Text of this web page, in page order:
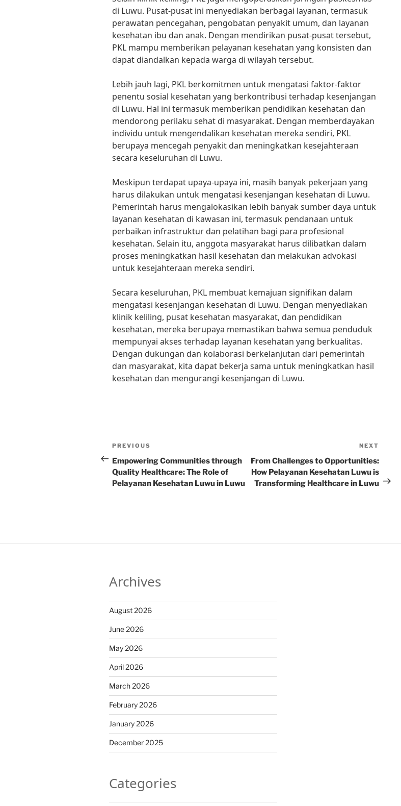
di Luwu. Pusat-pusat ini menyediakan berbagai layanan, termasuk
perawatan pencegahan, pengobatan penyakit umum, dan layanan
kesehatan ibu dan anak. Dengan mendirikan pusat-pusat tersebut,
PKL mampu memberikan pelayanan kesehatan yang konsisten dan
dapat diandalkan kepada warga di wilayah tersebut.
Lebih jauh lagi, PKL berkomitmen untuk mengatasi faktor-faktor
penentu sosial kesehatan yang berkontribusi terhadap kesenjangan
di Luwu. Hal ini termasuk memberikan pendidikan kesehatan dan
mendorong perilaku sehat di masyarakat. Dengan memberdayakan
individu untuk mengendalikan kesehatan mereka sendiri, PKL
berupaya mencegah penyakit dan meningkatkan kesejahteraan
secara keseluruhan di Luwu.
Meskipun terdapat upaya-upaya ini, masih banyak pekerjaan yang
harus dilakukan untuk mengatasi kesenjangan kesehatan di Luwu.
Pemerintah harus mengalokasikan lebih banyak sumber daya untuk
layanan kesehatan di kawasan ini, termasuk pendanaan untuk
perbaikan infrastruktur dan pelatihan bagi para profesional
kesehatan. Selain itu, anggota masyarakat harus dilibatkan dalam
proses meningkatkan hasil kesehatan dan melakukan advokasi
untuk kesejahteraan mereka sendiri.
Secara keseluruhan, PKL membuat kemajuan signifikan dalam
mengatasi kesenjangan kesehatan di Luwu. Dengan menyediakan
klinik keliling, pusat kesehatan masyarakat, dan pendidikan
kesehatan, mereka berupaya memastikan bahwa semua penduduk
mempunyai akses terhadap layanan kesehatan yang berkualitas.
Dengan dukungan dan kolaborasi berkelanjutan dari pemerintah
dan masyarakat, kita dapat bekerja sama untuk meningkatkan hasil
kesehatan dan mengurangi kesenjangan di Luwu.
Post
navigation
Previous
Post
PREVIOUS
Empowering Communities through
Quality Healthcare: The Role of
Pelayanan Kesehatan Luwu in Luwu
Post
NEXT
From Challenges to Opportunities:
How Pelayanan Kesehatan Luwu is
Transforming Healthcare in Luwu
Archives
August 2026
June 2026
May 2026
April 2026
March 2026
February 2026
January 2026
December 2025
Categories